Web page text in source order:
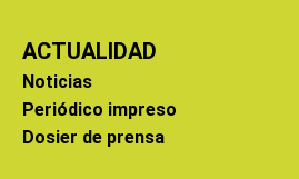
ACTUALIDAD
Noticias
Periódico impreso
Dosier de prensa